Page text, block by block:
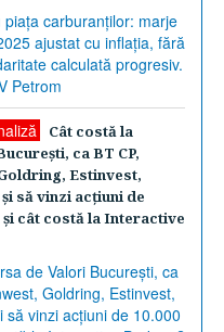
Cât costă la
ca BT CP,
Estinvest,
să vinzi acţiuni de
şi cât costă la Interactive